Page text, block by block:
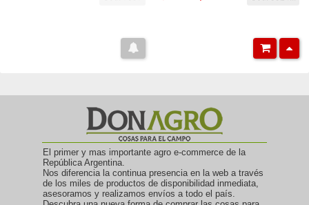
El primer y mas importante agro e-commerce de la
República Argentina.
Nos diferencia la continua presencia en la web a través
de los miles de productos de disponibilidad inmediata,
asesoramos y realizamos envíos a todo el país.